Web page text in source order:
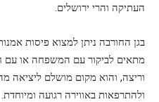
העתיקה והרי ירושלים.
בגן החורבה ניתן למצוא פיסות
מתאים לביקור עם המשפחה או עם
וריצה, והוא מקום מושלם ליציאה
ולהתרפאות באווירה רגועה ומיוחדת.